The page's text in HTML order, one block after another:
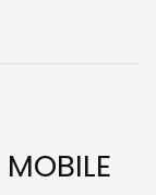
MOBILE